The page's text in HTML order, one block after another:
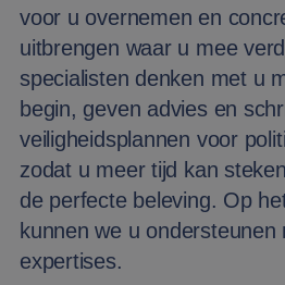
voor u overnemen en
uitbrengen waar u mee
specialisten denken met u
begin, geven advies en
veiligheidsplannen voor
zodat u meer tijd kan
de perfecte beleving. Op
kunnen we u ondersteunen
expertises.